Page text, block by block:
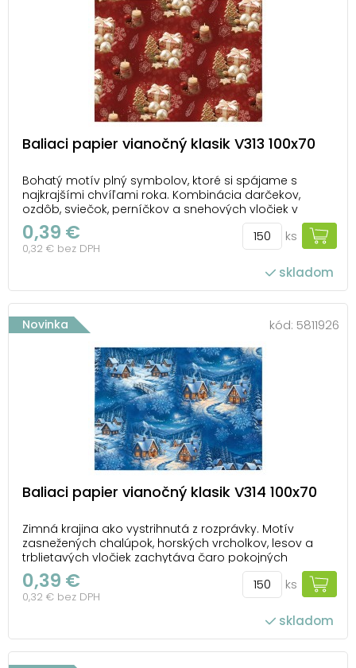
Baliaci papier vianočný klasik V313 100x70
Bohatý motív plný symbolov, ktoré si spájame s
najkrajšími chvíľami roka. Kombinácia darčekov,
ozdôb, sviečok, perníčkov a snehových vločiek v
červených a zlatých tónoch vytvára
neprehliadnuteľný dizajn plný detailov. Tento vianočný
baliaci papier premení balenie darčekov na radostnú
počet ks v balení: 150
0,39 €
0,32 € bez DPH
ks
skladom
Novinka kód: 5811926
Baliaci papier vianočný klasik V314 100x70
Zimná krajina ako vystrihnutá z rozprávky. Motív
zasnežených chalúpok, horských vrcholkov, lesov a
trblietavých vločiek zachytáva čaro pokojných
zimných večerov. Vianočný baliaci papier s touto
malebnou scenériou zaujme množstvom detailov a
premení každý darček na krásnu súčasť sviatočných
počet ks v balení: 150
0,39 €
0,32 € bez DPH
ks
skladom